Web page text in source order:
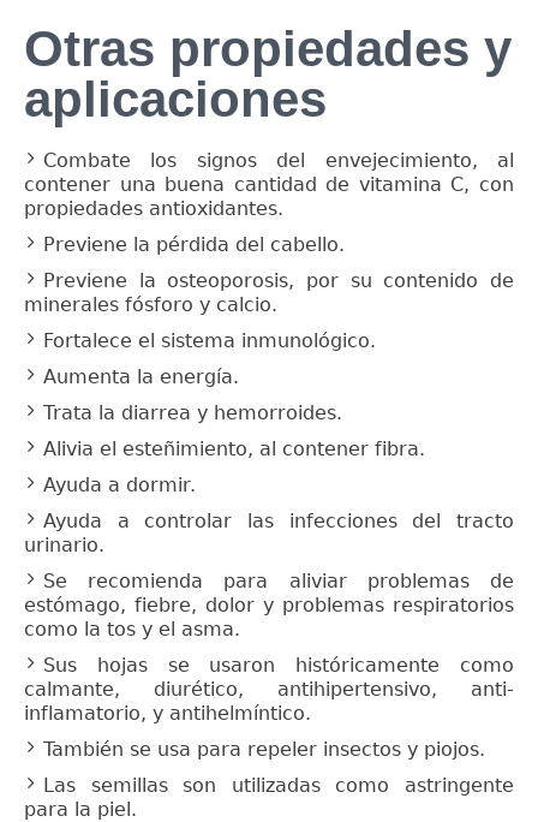
Otras propiedades y
aplicaciones
Combate los signos del envejecimiento, al
contener una buena cantidad de vitamina C, con
propiedades antioxidantes.
Previene la pérdida del cabello.
Previene la osteoporosis, por su contenido de
minerales fósforo y calcio.
Fortalece el sistema inmunológico.
Aumenta la energía.
Trata la diarrea y hemorroides.
Alivia el esteñimiento, al contener fibra.
Ayuda a dormir.
Ayuda a controlar las infecciones del tracto
urinario.
Se recomienda para aliviar problemas de
estómago, fiebre, dolor y problemas respiratorios
como la tos y el asma.
Sus hojas se usaron históricamente como
calmante, diurético, antihipertensivo, anti-
inflamatorio, y antihelmíntico.
También se usa para repeler insectos y piojos.
Las semillas son utilizadas como astringente
para la piel.